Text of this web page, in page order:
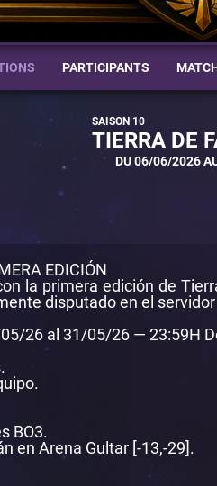
PARTICIPANTS
TIERRA DE
DU 06/06/2026
EDICIÓN
la primera edición de
disputado en el
26 al 31/05/26 — 23:59H
BO3.
en Arena Gultar [-13,-29].